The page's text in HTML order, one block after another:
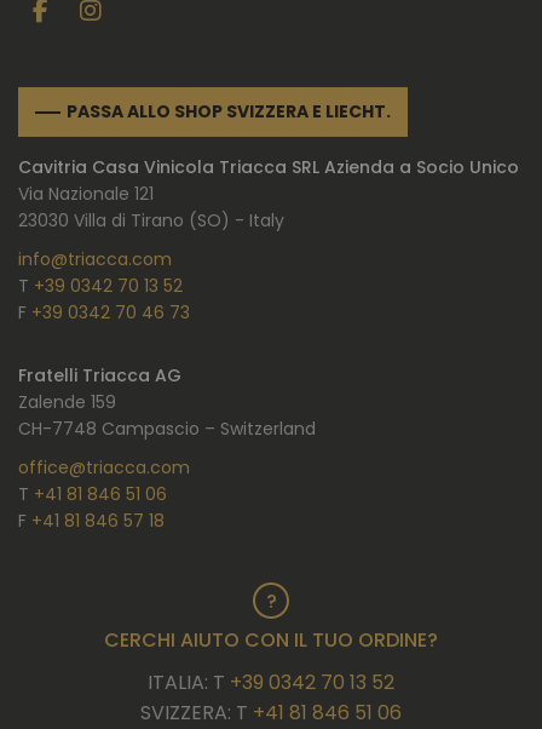
PASSA ALLO SHOP SVIZZERA E LIECHT.
Cavitria Casa Vinicola Triacca SRL Azienda a Socio Unico
Via Nazionale 121
23030 Villa di Tirano (SO) - Italy
info@triacca.com
T +39 0342 70 13 52
F +39 0342 70 46 73
Fratelli Triacca AG
Zalende 159
CH-7748 Campascio – Switzerland
office@triacca.com
T +41 81 846 51 06
F +41 81 846 57 18
CERCHI AIUTO CON IL TUO ORDINE?
ITALIA: T +39 0342 70 13 52
SVIZZERA: T +41 81 846 51 06